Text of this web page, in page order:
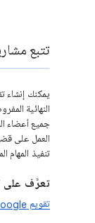
تتبع
يمكنك إنشاء
النهائية
جميع أعضاء
العمل على
تنفيذ المهام
تعرَّف على
تقويم Google